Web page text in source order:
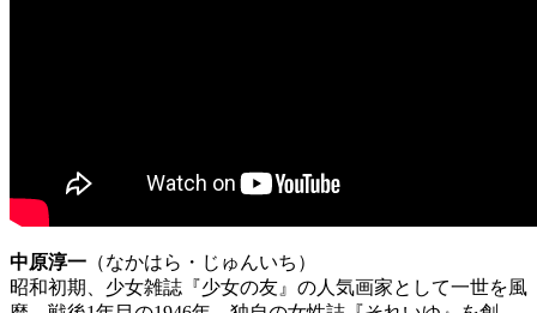
中原淳一 （なかはら・じゅんいち）
昭和初期、少女雑誌『少女の友』の人気画家として一世を風